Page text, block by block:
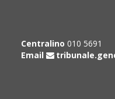
Centralino 010 5691
Email